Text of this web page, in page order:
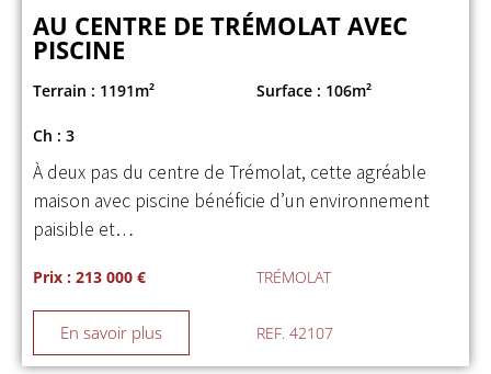
AU CENTRE DE TRÉMOLAT AVEC
PISCINE
Terrain : 1191m² Surface : 106m²
Ch : 3
À deux pas du centre de Trémolat, cette agréable
maison avec piscine bénéficie d’un environnement
paisible et…
Prix : 213 000 € TRÉMOLAT
En savoir plus REF. 42107